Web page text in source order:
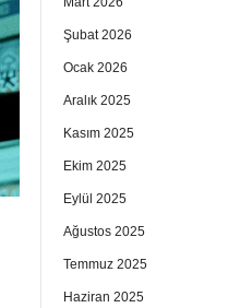
Şubat 2026
Ocak 2026
Aralık 2025
Kasım 2025
Ekim 2025
Eylül 2025
Ağustos 2025
Temmuz 2025
Haziran 2025